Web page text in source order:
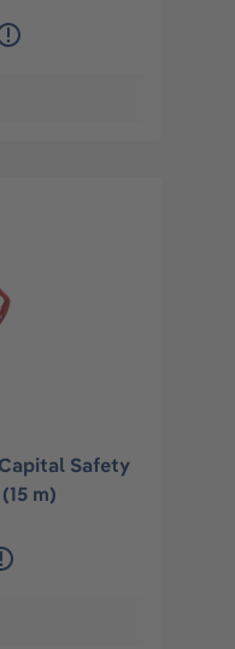
Safety
m)